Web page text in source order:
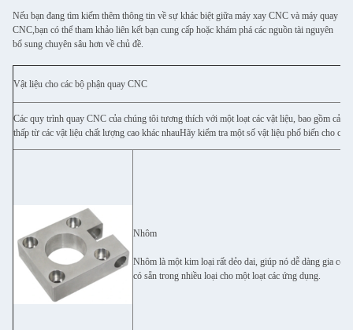
Nếu bạn đang tìm kiếm thêm thông tin về sự khác biệt giữa máy xay CNC và máy quay
CNC,bạn có thể tham khảo liên kết bạn cung cấp hoặc khám phá các nguồn tài nguyên
bổ sung chuyên sâu hơn về chủ đề.
Vật liệu cho các bộ phận quay CNC
Các quy trình quay CNC của chúng tôi tương thích với một loạt các vật liệu, bao gồm cả
thấp từ các vật liệu chất lượng cao khác nhauHãy kiểm tra một số vật liệu phổ biến cho
Nhôm
Nhôm là một kim loại rất dẻo dai, giúp nó dễ dàng gia
có sẵn trong nhiều loại cho một loạt các ứng dụng.